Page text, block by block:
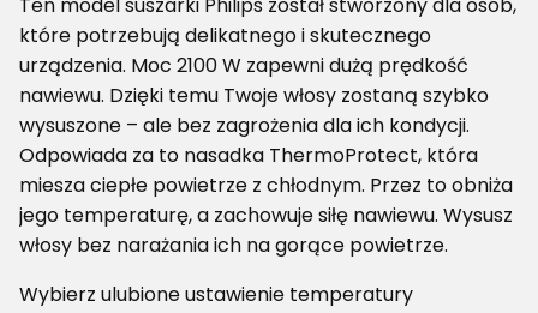
Ten model suszarki Philips został stworzony dla osób,
które potrzebują delikatnego i skutecznego
urządzenia. Moc 2100 W zapewni dużą prędkość
nawiewu. Dzięki temu Twoje włosy zostaną szybko
wysuszone – ale bez zagrożenia dla ich kondycji.
Odpowiada za to nasadka ThermoProtect, która
miesza ciepłe powietrze z chłodnym. Przez to obniża
jego temperaturę, a zachowuje siłę nawiewu. Wysusz
włosy bez narażania ich na gorące powietrze.
Wybierz ulubione ustawienie temperatury